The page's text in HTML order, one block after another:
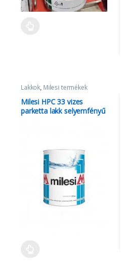
Lakkok, Milesi termékek
Milesi HPC 33 vizes
parketta lakk selyemfényű